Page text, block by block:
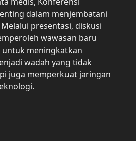
dalam menjembatani
presentasi, diskusi
wawasan baru
meningkatkan
wadah yang tidak
juga memperkuat jaringan